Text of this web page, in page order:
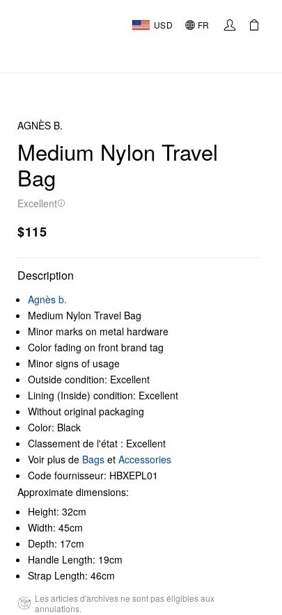
USD FR
AGNÈS B.
Medium Nylon Travel
Bag
Excellent
$115
Description
Agnès b.
Medium Nylon Travel Bag
Minor marks on metal hardware
Color fading on front brand tag
Minor signs of usage
Outside condition: Excellent
Lining (Inside) condition: Excellent
Without original packaging
Color: Black
Classement de l'état : Excellent
Voir plus de Bags et Accessories
Code fournisseur: HBXEPL01
Approximate dimensions:
Height: 32cm
Width: 45cm
Depth: 17cm
Handle Length: 19cm
Strap Length: 46cm
Les articles d'archives ne sont pas éligibles aux
annulations.